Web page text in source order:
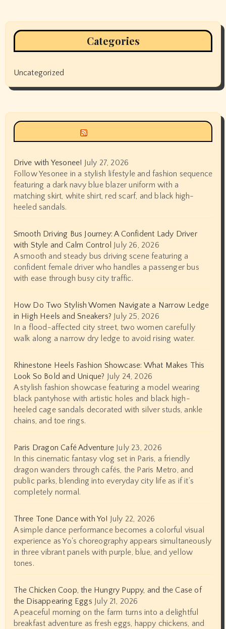
Categories
Uncategorized
Drive with Yesonee! July 27, 2026
Follow Yesonee in a stylish lifestyle and fashion sequence
featuring a dark navy blue blazer uniform with a
matching skirt, white shirt, red scarf, and black high-
heeled sandals.
Smooth Driving Bus Journey: A Confident Lady Driver
with Style and Calm Control July 26, 2026
A smooth and steady bus driving scene featuring a
confident female driver who handles a passenger bus
with ease through busy city traffic.
How Do Two Stylish Women Navigate a Narrow Ledge
in High Heels and Sneakers? July 25, 2026
In a flood-affected city street, two women carefully
walk along a narrow dry ledge to avoid rising water.
Rhinestone Heels Fashion Showcase: What Makes This
Look So Bold and Unique? July 24, 2026
A stylish fashion showcase featuring a model wearing
black pantyhose with artistic holes and black high-
heeled cage sandals decorated with silver studs, ankle
chains, and toe rings.
Paris Dragon Café Adventure July 23, 2026
In this cinematic fantasy vlog set in Paris, a friendly
dragon wanders through cafés, the Paris Metro, and
public parks, blending into everyday city life as if it’s
completely normal.
Three Tone Dance with Yo! July 22, 2026
A simple dance performance becomes a colorful visual
experience as Yo's choreography appears simultaneously
in three vibrant panels with purple, blue, and yellow
tones.
The Chicken Coop, the Hungry Puppy, and the Case of
the Disappearing Eggs July 21, 2026
A peaceful morning on the farm turns into a delightful
breakfast adventure as fresh eggs, happy chickens, and